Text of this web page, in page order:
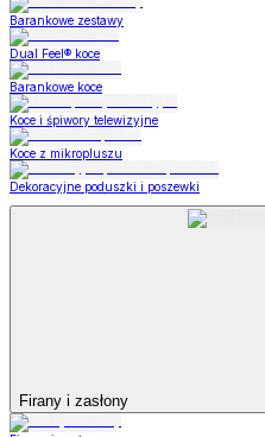
Barankowe zestawy
Dual Feel® koce
Barankowe koce
Koce i śpiwory telewizyjne
Koce z mikropluszu
Dekoracyjne poduszki i poszewki
Firany i zasłony